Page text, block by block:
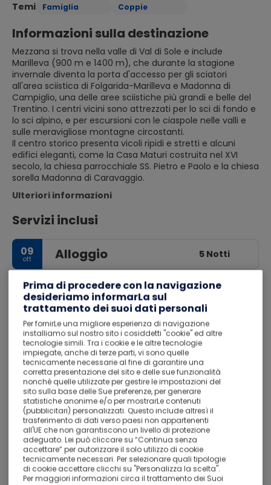
Temi
Famiglia Coppie
Informazioni sulla destinazione
Mezzana si trova nella valle di Val di Sole e include
Marilleva (900 m e 1400 m), che durante la stagione
invernale diventa la porta d'accesso per gli sciatori
all'area sciistica di Folgarida-Marilleva e Madonna di
Campiglio, una delle aree sciistiche più grandi e belle del
Trentino. I centri vicini sono attrezzati per lo sci di fondo e
lo sci alpino, e per escursioni con le ciaspole nelle valli e
sulle meravigliose montagne circostanti.
Il centro storico presenta vicoli ripidi e stretti e alcuni
edifici eleganti, come la Casa Maturi costruita nel XVI
secolo, la chiesa parrocchiale SS. Pietro e Paolo e la chiesa
sorella Madonna di Caravaggio.
Ulteriori informazioni
Servizi inclusi
09
ott Alloggio 5 Notti
Hotel Villa Fosine Spa & Wellness
Prima di procedere con la navigazione
desideriamo informarLa sul
trattamento dei suoi dati personali
Per fornirLe una migliore esperienza di navigazione
installiamo sul nostro sito i cosiddetti "cookie" ed altre
tecnologie simili. Tra i cookie e le altre tecnologie
impiegate, anche di terze parti, vi sono quelle
tecnicamente necessarie al fine di garantire una
corretta presentazione del sito e delle sue funzionalità
nonché quelle utilizzate per gestire le impostazioni del
sito sulla base delle Sue preferenze, per generare
statistiche anonime e/o per mostrarLe contenuti
(pubblicitari) personalizzati. Questo include altresì il
trasferimento di dati verso paesi non appartenenti
all'UE che non garantiscono un livello di protezione
adeguato. Lei può cliccare su “Continua senza
accettare” per autorizzare il solo utilizzo di cookie
tecnicamente necessari. Per selezionare quali tipologie
di cookie accettare clicchi su "Personalizza la scelta".
Per maggiori informazioni circa il trattamento dei Suoi